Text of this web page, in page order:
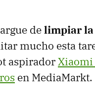
delimpiar la
mucho esta
aspiradorXiaomi
en MediaMarkt.